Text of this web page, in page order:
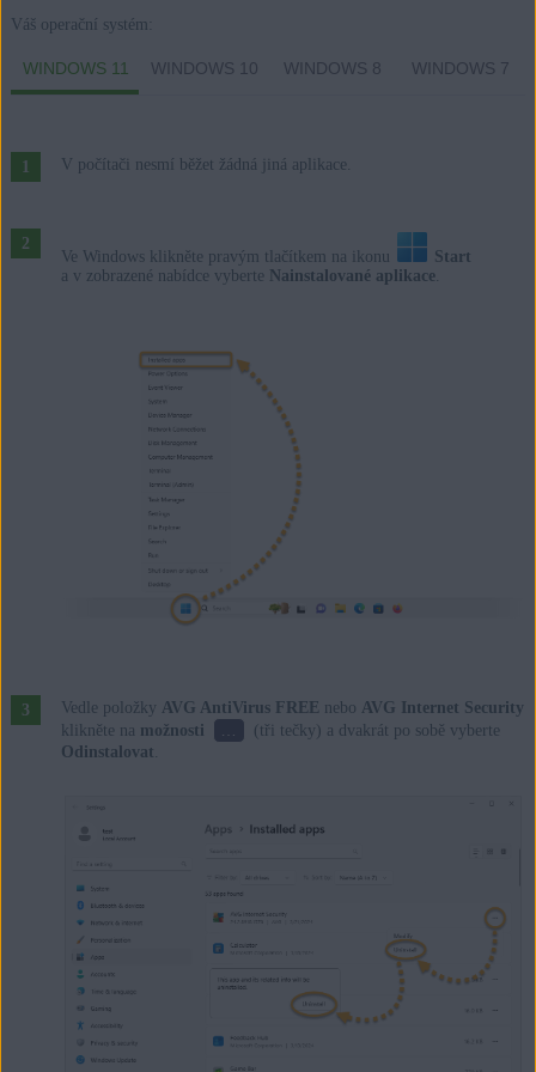
Váš operační systém:
WINDOWS 11 WINDOWS 10 WINDOWS 8 WINDOWS 7
V počítači nesmí běžet žádná jiná aplikace.
Ve Windows klikněte pravým tlačítkem na ikonu
Start
a v zobrazené nabídce vyberte Nainstalované aplikace.
Vedle položky AVG AntiVirus FREE nebo AVG Internet Security
klikněte na možnosti …
(tři tečky) a dvakrát po sobě vyberte
Odinstalovat